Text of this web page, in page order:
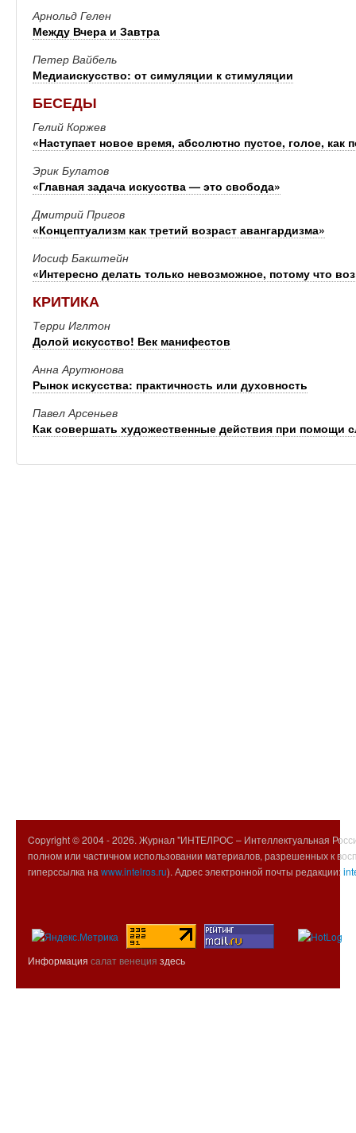
Арнольд Гелен
Между Вчера и Завтра
Петер Вайбель
Медиаискусство: от симуляции к стимуляции
БЕСЕДЫ
Гелий Коржев
«Наступает новое время, абсолютно пустое, голое, как
Эрик Булатов
«Главная задача искусства — это свобода»
Дмитрий Пригов
«Концептуализм как третий возраст авангардизма»
Иосиф Бакштейн
«Интересно делать только невозможное, потому что
КРИТИКА
Терри Иглтон
Долой искусство! Век манифестов
Анна Арутюнова
Рынок искусства: практичность или духовность
Павел Арсеньев
Как совершать художественные действия при помощи
Copyright © 2004 -2026. Журнал "ИНТЕЛРОС – Интеллектуальная
полном или частичном использовании материалов, разрешенных к
гиперссылка на www.intelros.ru). Адрес электронной почты редакции:
Информация салат венеция здесь